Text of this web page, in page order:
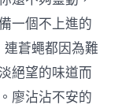
一個不上進的
連蒼蠅都因為難
絕望的味道而
廖沾沾不安的